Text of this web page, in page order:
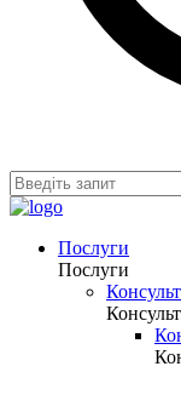
Послуги
Послуги